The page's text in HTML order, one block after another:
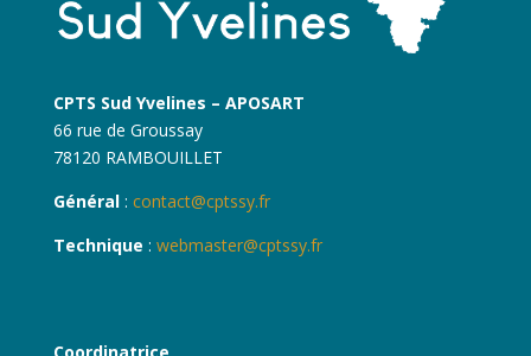
CPTS Sud Yvelines – APOSART
66 rue de Groussay
78120 RAMBOUILLET
Général: contact@cptssy.fr
Technique : webmaster@cptssy.fr